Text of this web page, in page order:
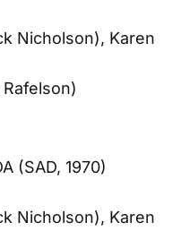
Nicholson), Karen
(SAD, 1970)
Nicholson), Karen